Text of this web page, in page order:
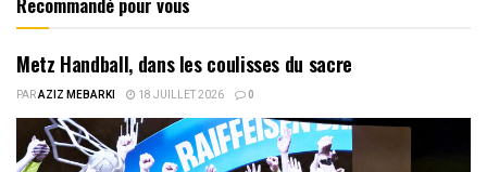
Metz Handball, dans les coulisses du sacre
PARAZIZ MEBARKI 18 JUILLET 2026 0